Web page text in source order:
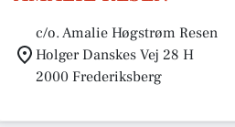
c/o. Amalie Høgstrøm Resen
Holger Danskes Vej 28 H
2000 Frederiksberg